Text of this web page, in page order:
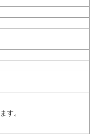
す。